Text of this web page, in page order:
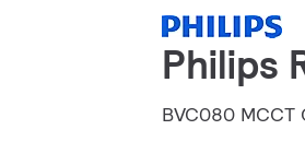
Philips
BVC080